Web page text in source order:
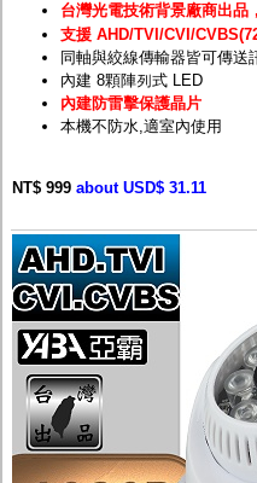
台灣光電技術背景廠商出品
支援 AHD/TVI/CVI/
同軸與絞線傳輸器皆可傳送
內建 8顆陣列式 LED
內建防雷擊保護晶片
本機不防水,適室內使用
NT$ 999 about USD$ 31.11